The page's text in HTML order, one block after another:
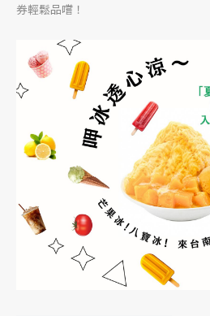
券輕鬆品嚐！